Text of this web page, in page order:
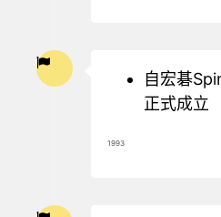
自宏碁
正式成立
1993